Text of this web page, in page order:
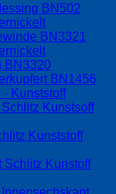
BN502
BN3321
BN3320
BN1456
Kunststoff
Kunstsoff
Kunststoff
Schlitz Kunstoff